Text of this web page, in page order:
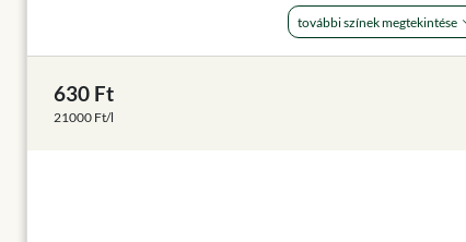
további színek megtekintése
630 Ft
21000 Ft/l